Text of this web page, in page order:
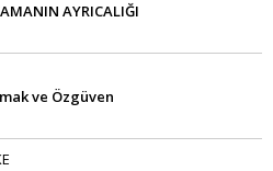
AYRICALIĞI
ve Özgüven